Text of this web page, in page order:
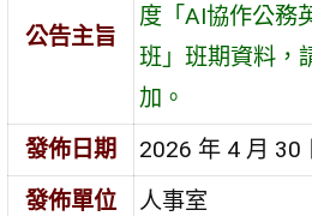
公告主旨
度「AI協作公務
班」班期資料，
加。
發佈日期
2026 年 4 月 30
發佈單位
人事室